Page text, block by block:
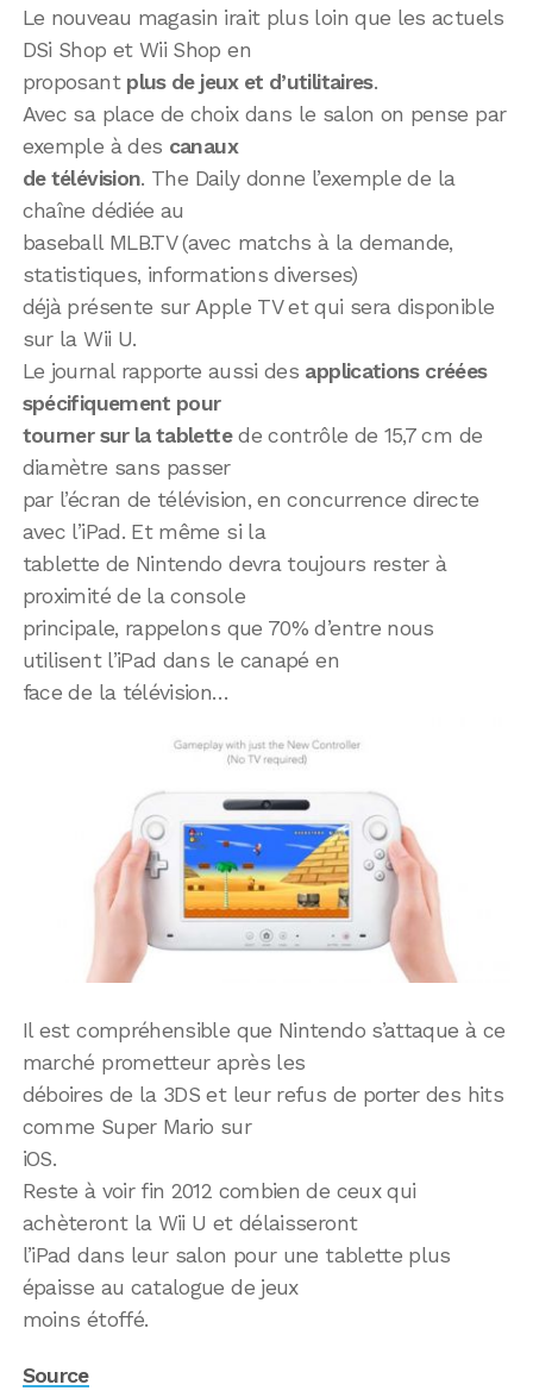
Le nouveau magasin irait plus loin que les actuels
DSi Shop et Wii Shop en
proposant plus de jeux et d’utilitaires.
Avec sa place de choix dans le salon on pense par
exemple à des canaux
de télévision. The Daily donne l’exemple de la
chaîne dédiée au
baseball MLB.TV (avec matchs à la demande,
statistiques, informations diverses)
déjà présente sur Apple TV et qui sera disponible
sur la Wii U.
Le journal rapporte aussi des applications créées
spécifiquement pour
tourner sur la tablettede contrôle de 15,7 cm de
diamètre sans passer
par l’écran de télévision, en concurrence directe
avec l’iPad. Et même si la
tablette de Nintendo devra toujours rester à
proximité de la console
principale, rappelons que 70% d’entre nous
utilisent l’iPad dans le canapé en
face de la télévision…
Il est compréhensible que Nintendo s’attaque à ce
marché prometteur après les
déboires de la 3DS et leur refus de porter des hits
comme Super Mario sur
iOS.
Reste à voir fin 2012 combien de ceux qui
achèteront la Wii U et délaisseront
l’iPad dans leur salon pour une tablette plus
épaisse au catalogue de jeux
moins étoffé.
Source